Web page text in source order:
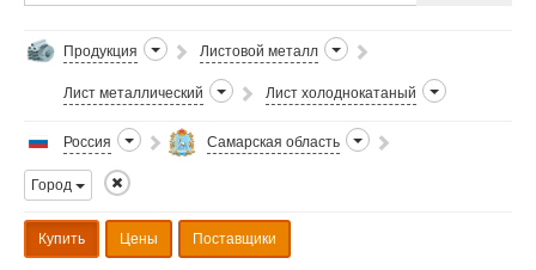
Продукция Листовой металл
Лист металлический Лист холоднокатаный
Россия Самарская область
Город
Купить Цены Поставщики